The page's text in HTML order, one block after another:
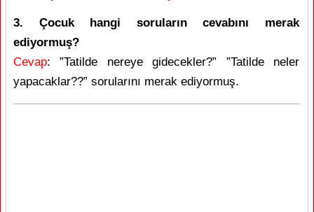
3. Çocuk hangi soruların cevabını merak
ediyormuş?
Cevap: ”Tatilde nereye gidecekler?” ”Tatilde neler
yapacaklar??” sorularını merak ediyormuş.